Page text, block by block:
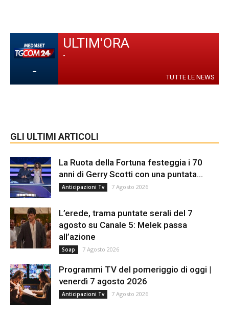
-
ULTIM'ORA
-
TUTTE LE NEWS
GLI ULTIMI ARTICOLI
La Ruota della Fortuna festeggia i 70
anni di Gerry Scotti con una puntata...
Anticipazioni Tv 7 Agosto 2026
L’erede, trama puntate serali del 7
agosto su Canale 5: Melek passa
all’azione
Soap 7 Agosto 2026
Programmi TV del pomeriggio di oggi |
venerdì 7 agosto 2026
Anticipazioni Tv 7 Agosto 2026